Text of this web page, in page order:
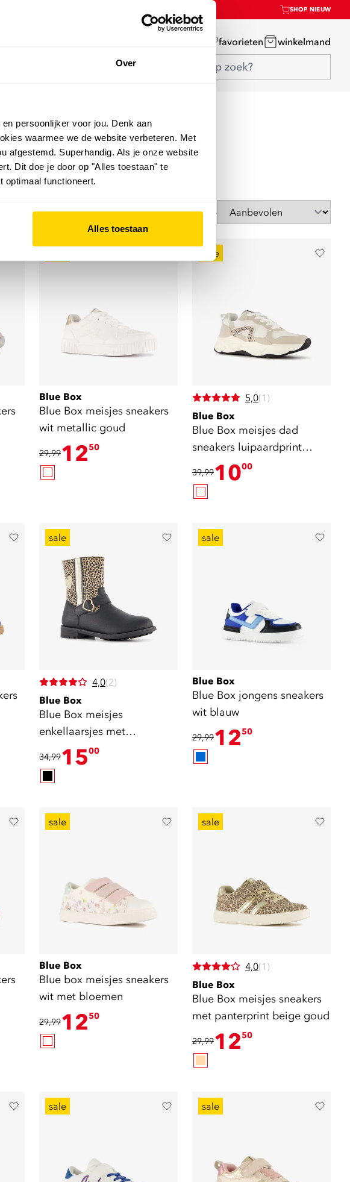
Over
persoonlijker voor jou. Denk aan
waarmee we de website verbeteren. Met
afgestemd. Superhandig. Als je onze website
Dit doe je door op "Alles toestaan" te
optimaal functioneert.
Alles toestaan
SHOP NIEUW
favorieten winkelmand
Sorteer op
Blue Box
Blue Box meisjes sneakers
wit metallic goud
29,991250
sale
5,0(1)
Blue Box
Blue Box meisjes dad
sneakers luipaardprint
beige
39,991000
sale
4,0(2)
Blue Box
Blue Box meisjes
enkellaarsjes met
luipaardprint zwart
34,991500
sale
Blue Box
Blue Box jongens sneakers
wit blauw
29,991250
sale
Blue Box
Blue box meisjes sneakers
wit met bloemen
29,991250
sale
4,0(1)
Blue Box
Blue Box meisjes sneakers
met panterprint beige goud
29,991250
sale sale